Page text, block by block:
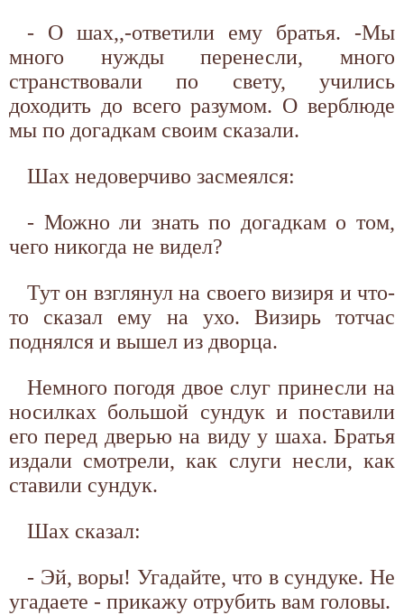
- О шах,,-ответили ему братья. -Мы
много нужды перенесли, много
странствовали по свету, учились
доходить до всего разумом. О верблюде
мы по догадкам своим сказали.
Шах недоверчиво засмеялся:
- Можно ли знать по догадкам о том,
чего никогда не видел?
Тут он взглянул на своего визиря и что-
то сказал ему на ухо. Визирь тотчас
поднялся и вышел из дворца.
Немного погодя двое слуг принесли на
носилках большой сундук и поставили
его перед дверью на виду у шаха. Братья
издали смотрели, как слуги несли, как
ставили сундук.
Шах сказал:
- Эй, воры! Угадайте, что в сундуке. Не
угадаете - прикажу отрубить вам головы.